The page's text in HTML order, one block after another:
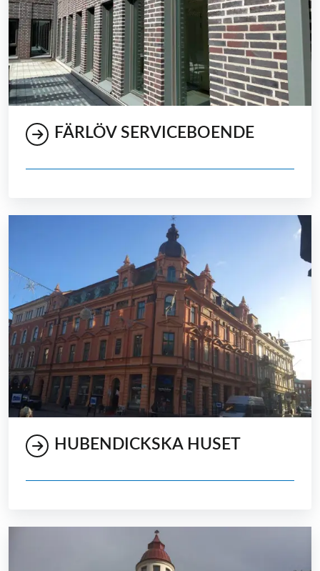
FÄRLÖV SERVICEBOENDE
HUBENDICKSKA HUSET